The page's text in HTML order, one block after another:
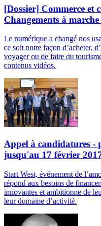
[Dossier] Commerce et
Changements à marche
Le numérique a changé nos
ce soit notre façon d’acheter,
voyager ou de faire du
contenus vidéos.
Appel à candidatures -
jusqu'au 17 février
Start West, événement de
répond aux besoins de
innovantes et ambitionne de
leur domaine d’activité.